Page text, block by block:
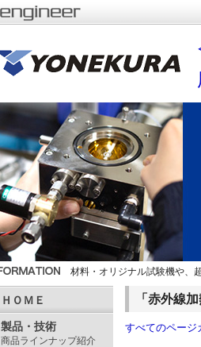
材料・オリジナル試験機や、
「赤外線
すべてのページ
ＨＯＭＥ
製品・技術
商品ラインナップ紹介